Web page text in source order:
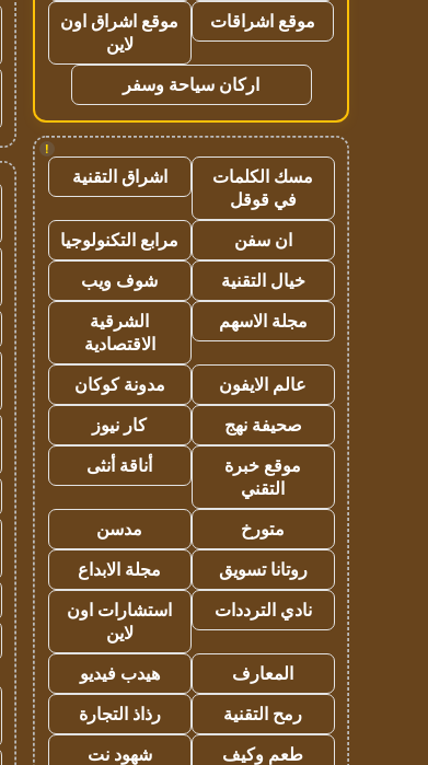
موقع اشراقات
موقع اشراق اون
لاين
اركان سياحة وسفر
!
مسك الكلمات
في قوقل
اشراق التقنية
ان سفن
مرابع التكنولوجيا
خيال التقنية
شوف ويب
مجلة الاسهم
الشرقية
الاقتصادية
عالم الايفون
مدونة كوكان
صحيفة نهج
كار نيوز
موقع خبرة
التقني
أناقة أنثى
متورخ
مدسن
روتانا تسويق
مجلة الابداع
نادي الترددات
استشارات اون
لاين
المعارف
هيدب فيديو
رمح التقنية
رذاذ التجارة
طعم وكيف
شهود نت